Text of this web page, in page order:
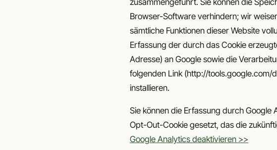
zusammengeführt. Sie können die
Browser-Software verhindern; wir
sämtliche Funktionen dieser Website
Erfassung der durch das Cookie
Adresse) an Google sowie die
folgenden Link (http://
installieren.
Sie können die Erfassung durch Google
Opt-Out-Cookie gesetzt, das die
Google Analytics deaktivieren >>